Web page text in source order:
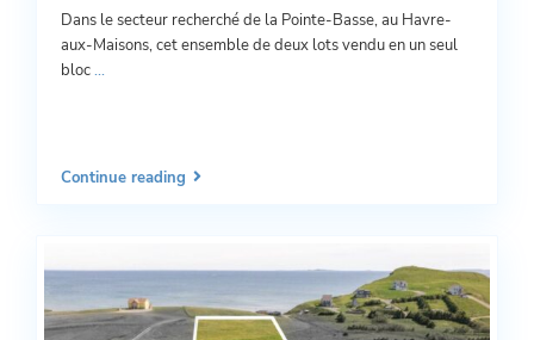
Dans le secteur recherché de la Pointe-Basse, au Havre-
aux-Maisons, cet ensemble de deux lots vendu en un seul
bloc...
Continue reading